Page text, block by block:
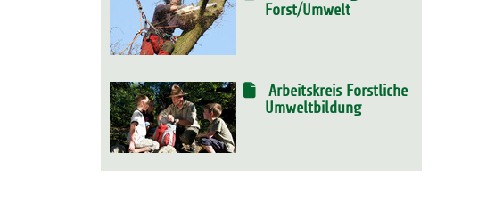
Forst/Umwelt
Arbeitskreis Forstliche
Umweltbildung